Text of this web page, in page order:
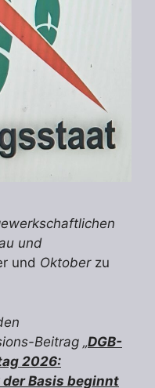
und
und Oktoberzu
Beitrag „DGB-
2026:
Basis beginnt